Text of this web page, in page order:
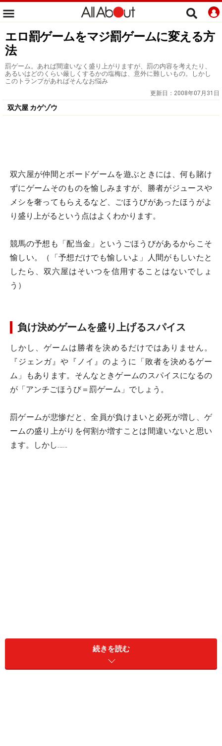
エロ罰ゲームをマジ罰ゲームに変える方
法
罰ゲーム。あれば間違いなく盛り上がりますが、罰の内容を考えたり、
あるいはどのくらい厳しくするかの塩梅は、意外に難しいもの。しかし
このトランプがあればそんなお悩み
更新日： 2008年07月31日
双六屋 カゲゾウ
双六屋が仲間とボードゲームを遊ぶときには、何も賭け
ずにゲームそのものを愉しみますが、勝者がジュースや
メシを奢ってもらえるなど、ごほうびがあったほうがよ
り盛り上がるという点はよくわかります。
競馬の予想も「配当金」というごほうびがあるからこそ
愉しい。（「予想だけでも愉しいよ」人間がもしいたと
したら、双六屋はそいつを信用することはないでしょ
う）
負け決めゲームを盛り上げるスパイス
しかし、ゲームは勝者を決めるだけではありません。
『ジェンガ』や『ノイ』のように「敗者を決めるゲー
ム」もあります。そんなときゲームのスパイスになるの
が「アンチごほうび＝罰ゲーム」でしょう。
罰ゲームが悲惨だと、全員が負けまいと必死が増し、ゲ
ームの盛り上がりを何割か増すことは間違いないと思い
ます。しかし……
続きを読む